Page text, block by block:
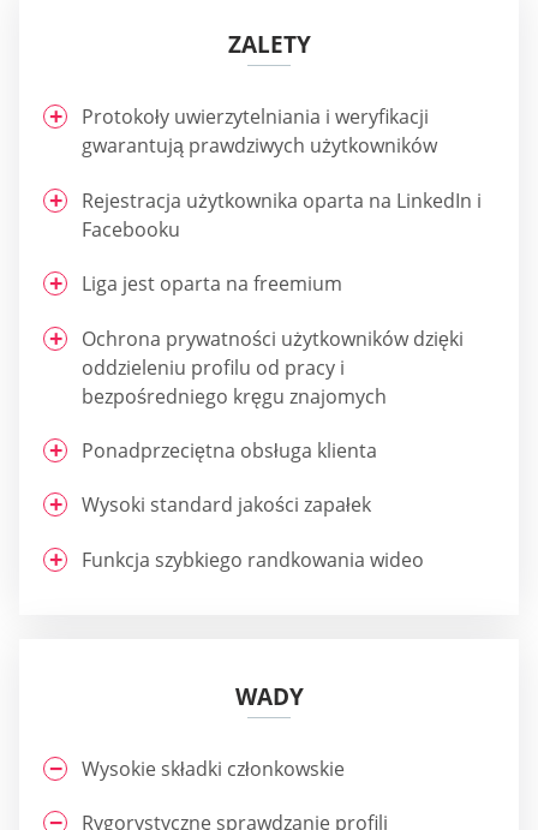
ZALETY
Protokoły uwierzytelniania i weryfikacji
gwarantują prawdziwych użytkowników
Rejestracja użytkownika oparta na LinkedIn i
Facebooku
Liga jest oparta na freemium
Ochrona prywatności użytkowników dzięki
oddzieleniu profilu od pracy i
bezpośredniego kręgu znajomych
Ponadprzeciętna obsługa klienta
Wysoki standard jakości zapałek
Funkcja szybkiego randkowania wideo
WADY
Wysokie składki członkowskie
Rygorystyczne sprawdzanie profili